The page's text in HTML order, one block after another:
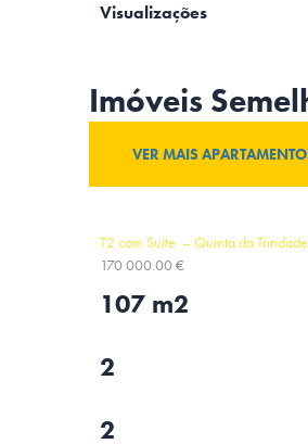
Visualizações
Imóveis
VER MAIS
T2 com Suíte – Quinta da
170 000.00 €
107 m2
2
2